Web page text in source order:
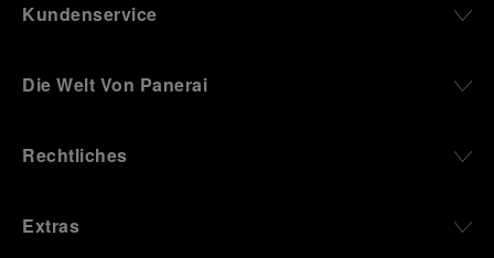
Kundenservice
Die Welt Von Panerai
Rechtliches
Extras